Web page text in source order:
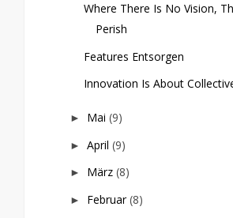
Where There Is No Vision,
Perish
Features Entsorgen
Innovation Is About
► Mai (9)
► April (9)
► März (8)
► Februar(8)